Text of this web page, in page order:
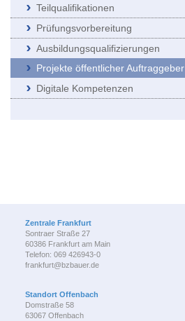
Teilqualifikationen
Prüfungsvorbereitung
Ausbildungsqualifizierungen
Projekte öffentlicher Auftraggeber
Digitale Kompetenzen
Zentrale Frankfurt
Sontraer Straße 27
60386 Frankfurt am Main
Telefon: 069 426943-0
frankfurt@bzbauer.de
Standort Offenbach
Domstraße 58
63067 Offenbach